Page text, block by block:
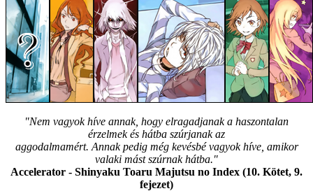
"Nem vagyok híve annak, hogy elragadjanak a haszontalan
érzelmek és hátba szúrjanak az
aggodalmamért. Annak pedig még kevésbé vagyok híve, amikor
valaki mást szúrnak hátba."
Accelerator - Shinyaku Toaru Majutsu no Index (10. Kötet, 9.
fejezet)